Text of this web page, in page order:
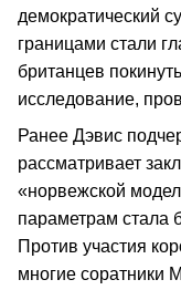
демократический
границами стали
британцев
исследование,
Ранее Дэвис
рассматривает
«норвежской
параметрам стала
Против участия
многие соратники